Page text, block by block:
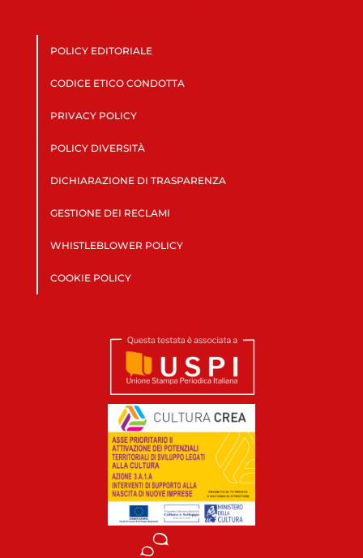
POLICY EDITORIALE
CODICE ETICO CONDOTTA
PRIVACY POLICY
POLICY DIVERSITÀ
DICHIARAZIONE DI TRASPARENZA
GESTIONE DEI RECLAMI
WHISTLEBLOWER POLICY
COOKIE POLICY